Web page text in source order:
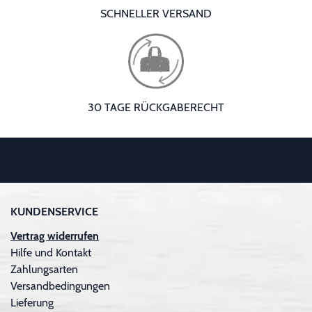
SCHNELLER VERSAND
30 TAGE RÜCKGABERECHT
KUNDENSERVICE
Vertrag widerrufen
Hilfe und Kontakt
Zahlungsarten
Versandbedingungen
Lieferung